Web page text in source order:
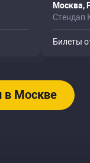
Москва,
Стендап
Билеты
в Москве